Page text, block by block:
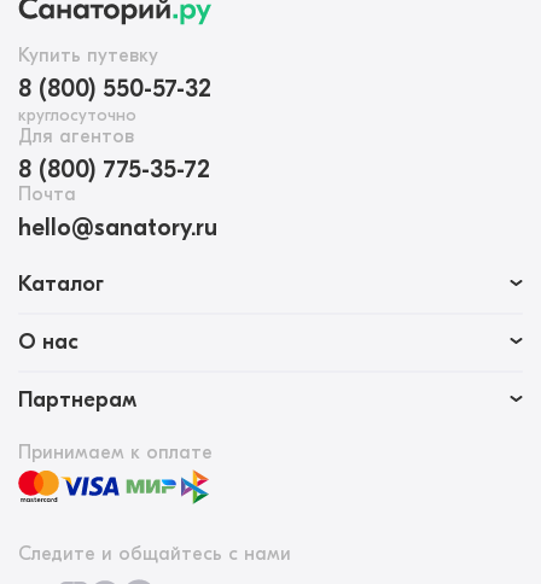
Купить путевку
8 (800) 550-57-32
круглосуточно
Для агентов
8 (800) 775-35-72
Почта
hello@sanatory.ru
Каталог
О нас
Партнерам
Принимаем к оплате
Следите и общайтесь с нами